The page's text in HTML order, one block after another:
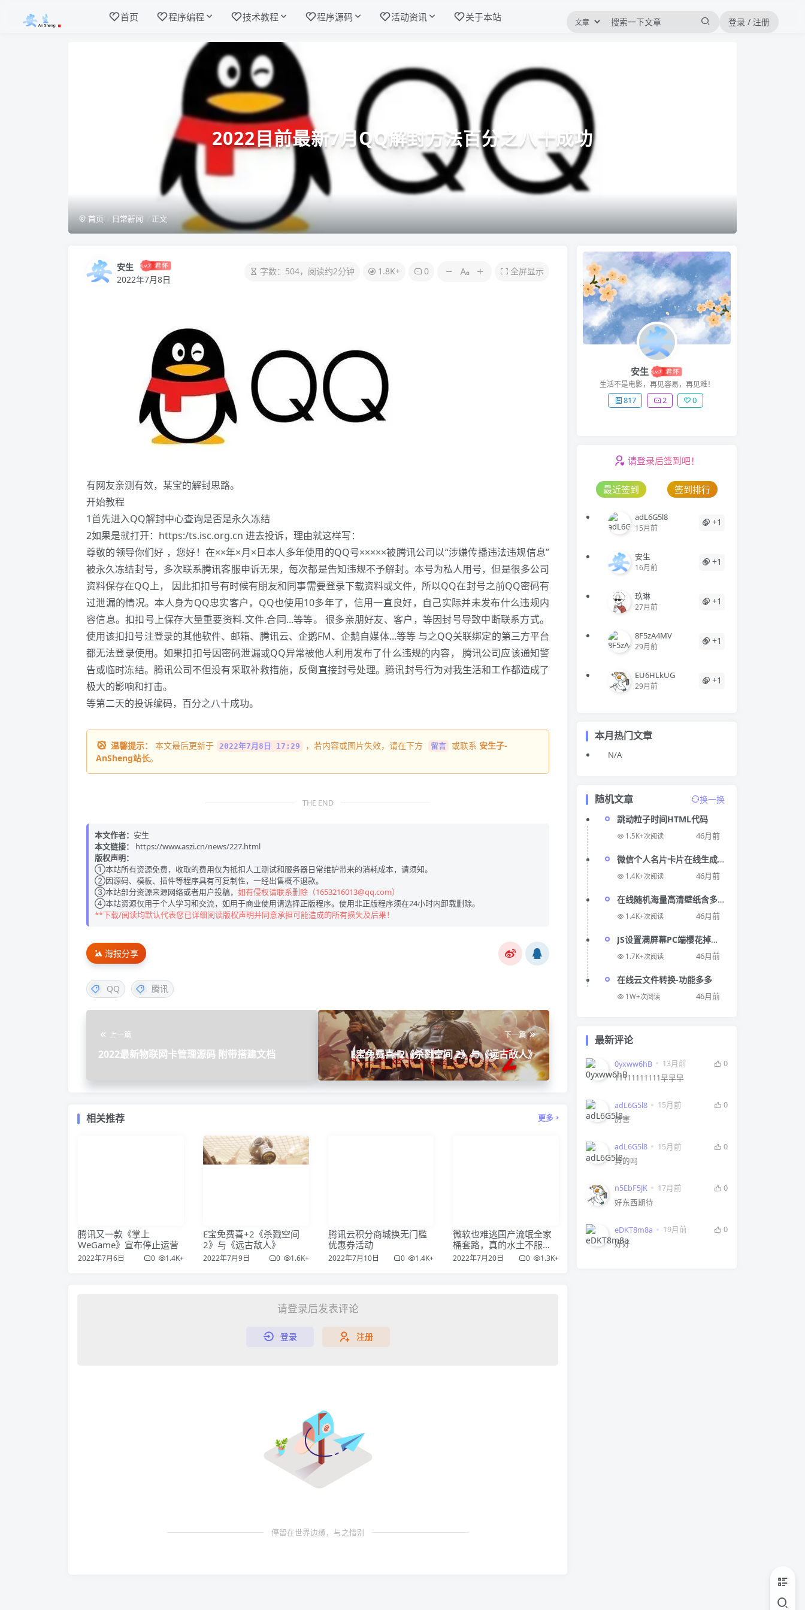
首页 程序编程 技术教程 程序源码 活动资讯 关于本站 登录 / 注册
2022目前最新7月QQ解封方法百分之八十成功
首页 日常新闻 正文
安生
2022年7月8日
字数：504，阅读约2分钟 1.8K+ 0 全屏显示
有网友亲测有效，某宝的解封思路。
开始教程
1首先进入QQ解封中心查询是否是永久冻结
2如果是就打开：https:/ts.isc.org.cn 进去投诉，理由就这样写：
尊敬的领导你们好 ，您好！在××年×月×日本人多年使用的QQ号×××××被腾讯公司以“涉嫌传播违法违规信息”
被永久冻结封号，多次联系腾讯客服申诉无果，每次都是告知违规不予解封。本号为私人用号，但是很多公司
资料保存在QQ上， 因此扣扣号有时候有朋友和同事需要登录下载资料或文件，所以QQ在封号之前QQ密码有
过泄漏的情况。本人身为QQ忠实客户，QQ也使用10多年了，信用一直良好，自己实际并未发布什么违规内
容信息。扣扣号上保存大量重要资料.文件.合同...等等。 很多亲朋好友、客户，等因封号导致中断联系方式。
使用该扣扣号注登录的其他软件、邮箱、腾讯云、企鹅FM、企鹅自媒体...等等 与之QQ关联绑定的第三方平台
都无法登录使用。如果扣扣号因密码泄漏或QQ异常被他人利用发布了什么违规的内容， 腾讯公司应该通知警
告或临时冻结。腾讯公司不但没有采取补救措施，反倒直接封号处理。腾讯封号行为对我生活和工作都造成了
极大的影响和打击。
等第二天的投诉编码，百分之八十成功。
温馨提示： 本文最后更新于 2022年7月8日 17:29 ，若内容或图片失效，请在下方 留言 或联系 安生子-
AnSheng站长。
THE END
本文作者： 安生
本文链接：
https://www.aszi.cn/news/227.html
版权声明：
①本站所有资源免费，收取的费用仅为抵扣人工测试和服务器日常维护带来的消耗成本，请须知。
②因源码、模板、插件等程序具有可复制性，一经出售概不退款。
③本站部分资源来源网络或者用户投稿， 如有侵权请联系删除（1653216013@qq.com）
④本站资源仅用于个人学习和交流，如用于商业使用请选择正版程序。使用非正版程序须在24小时内卸载删除。
**下载/阅读均默认代表您已详细阅读版权声明并同意承担可能造成的所有损失及后果！
海报分享
QQ 腾讯
上一篇
2022最新物联网卡管理源码 附带搭建文档
下一篇
E宝免费喜+2《杀戮空间 2》与《远古敌人》
相关推荐 更多
腾讯又一款《掌上
WeGame》宣布停止运营
2022年7月6日 0 1.4K+
E宝免费喜+2《杀戮空间
2》与《远古敌人》
2022年7月9日 0 1.6K+
腾讯云积分商城换无门槛
优惠券活动
2022年7月10日 0 1.4K+
微软也难逃国产流氓全家
桶套路，真的水土不服
吗？
2022年7月20日 0 1.3K+
请登录后发表评论
登录 注册
停留在世界边缘，与之惜别
安生
生活不是电影，再见容易，再见难！
817 2 0
请登录后签到吧！
最近签到 签到排行
adL6G5l8
15月前
+1
安生
16月前
+1
玖琳
27月前
+1
8F5zA4MV
29月前
+1
EU6HLkUG
29月前
+1
本月热门文章
N/A
随机文章
换一换
跳动粒子时间HTML代码
1.5K+次阅读 46月前
微信个人名片卡片在线生成
网站源码
1.4K+次阅读 46月前
在线随机海量高清壁纸含多
个分类PHP源码
1.4K+次阅读 46月前
JS设置满屏幕PC端樱花掉落
特效代码
1.7K+次阅读 46月前
在线云文件转换-功能多多
1W+次阅读 46月前
最新评论
0yxww6hB 13月前
0
11111111111早早早
adL6G5l8 15月前
0
厉害
adL6G5l8 15月前
0
真的吗
n5EbF5JK 17月前
0
好东西期待
eDKT8m8a 19月前
0
好好